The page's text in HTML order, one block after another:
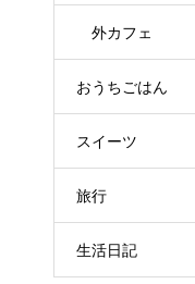
外カフェ
おうちごはん
スイーツ
旅行
生活日記